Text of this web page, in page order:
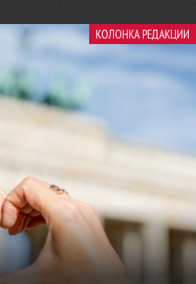
КОЛОНКА РЕДАКЦИИ